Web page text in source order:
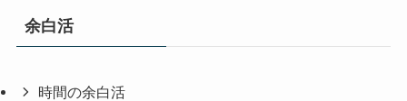
余白活
時間の余白活